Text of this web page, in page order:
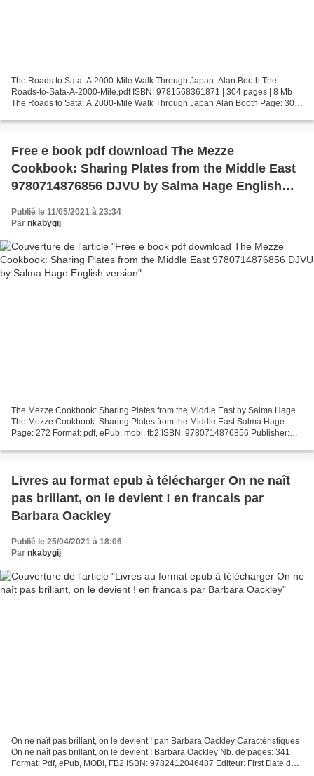
The Roads to Sata: A 2000-Mile Walk Through Japan. Alan Booth The-
Roads-to-Sata-A-2000-Mile.pdf ISBN: 9781568361871 | 304 pages | 8 Mb
The Roads to Sata: A 2000-Mile Walk Through Japan Alan Booth Page: 304
Free e book pdf download The Mezze
Cookbook: Sharing Plates from the Middle East
9780714876856 DJVU by Salma Hage English
Publié le 11/05/2021 à 23:34
Par nkabygij
The Mezze Cookbook: Sharing Plates from the Middle East by Salma Hage
The Mezze Cookbook: Sharing Plates from the Middle East Salma Hage
Page: 272 Format: pdf, ePub, mobi, fb2 ISBN: 9780714876856 Publisher:
Livres au format epub à télécharger On ne naît
pas brillant, on le devient ! en francais par
Barbara Oackley
Publié le 25/04/2021 à 18:06
Par nkabygij
On ne naît pas brillant, on le devient ! pan Barbara Oackley Caractéristiques
On ne naît pas brillant, on le devient ! Barbara Oackley Nb. de pages: 341
Format: Pdf, ePub, MOBI, FB2 ISBN: 9782412046487 Editeur: First Date de